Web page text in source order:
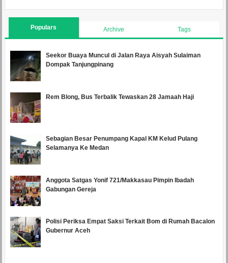
Populars Archive Tags
Seekor Buaya Muncul di Jalan Raya Aisyah Sulaiman
Dompak Tanjungpinang
Rem Blong, Bus Terbalik Tewaskan 28 Jamaah Haji
Sebagian Besar Penumpang Kapal KM Kelud Pulang
Selamanya Ke Medan
Anggota Satgas Yonif 721/Makkasau Pimpin Ibadah
Gabungan Gereja
Polisi Periksa Empat Saksi Terkait Bom di Rumah Bacalon
Gubernur Aceh